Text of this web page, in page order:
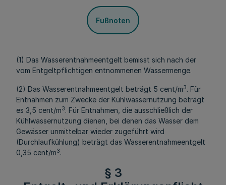
Fußnoten
(1) Das Wasserentnahmeentgelt bemisst sich nach der
vom Entgeltpflichtigen entnommenen Wassermenge.
(2) Das Wasserentnahmeentgelt beträgt 5 cent/m3. Für
Entnahmen zum Zwecke der Kühlwassernutzung beträgt
es 3,5 cent/m3. Für Entnahmen, die ausschließlich der
Kühlwassernutzung dienen, bei denen das Wasser dem
Gewässer unmittelbar wieder zugeführt wird
(Durchlaufkühlung) beträgt das Wasserentnahmeentgelt
0,35 cent/m3.
§ 3